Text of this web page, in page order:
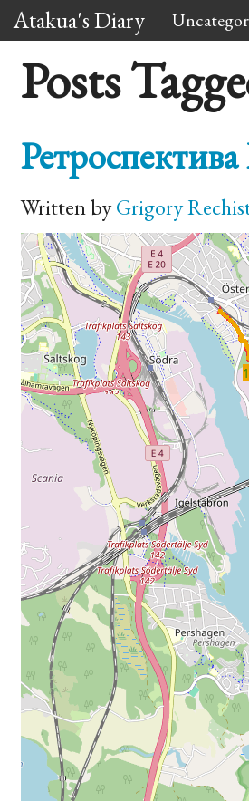
Atakua's Diary
Posts
Written byGrigory